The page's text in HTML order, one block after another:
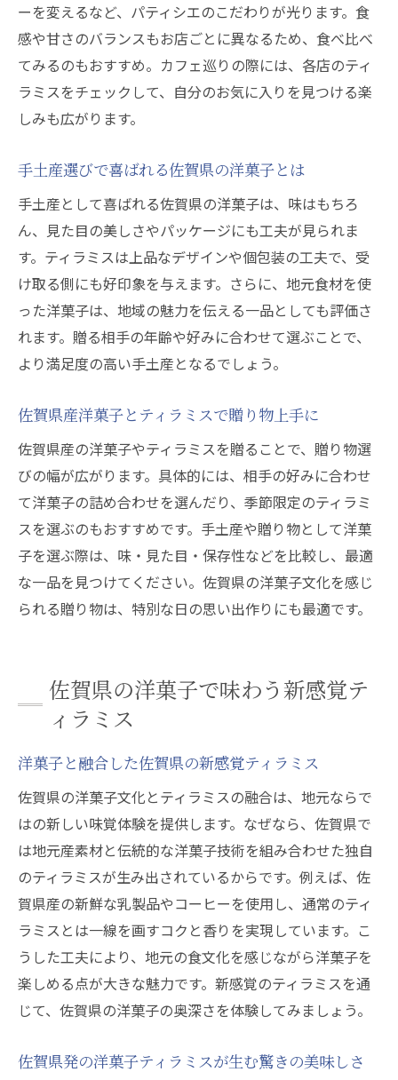
ーを変えるなど、パティシエのこだわりが光ります。食
感や甘さのバランスもお店ごとに異なるため、食べ比べ
てみるのもおすすめ。カフェ巡りの際には、各店のティ
ラミスをチェックして、自分のお気に入りを見つける楽
しみも広がります。
手土産選びで喜ばれる佐賀県の洋菓子とは
手土産として喜ばれる佐賀県の洋菓子は、味はもちろ
ん、見た目の美しさやパッケージにも工夫が見られま
す。ティラミスは上品なデザインや個包装の工夫で、受
け取る側にも好印象を与えます。さらに、地元食材を使
った洋菓子は、地域の魅力を伝える一品としても評価さ
れます。贈る相手の年齢や好みに合わせて選ぶことで、
より満足度の高い手土産となるでしょう。
佐賀県産洋菓子とティラミスで贈り物上手に
佐賀県産の洋菓子やティラミスを贈ることで、贈り物選
びの幅が広がります。具体的には、相手の好みに合わせ
て洋菓子の詰め合わせを選んだり、季節限定のティラミ
スを選ぶのもおすすめです。手土産や贈り物として洋菓
子を選ぶ際は、味・見た目・保存性などを比較し、最適
な一品を見つけてください。佐賀県の洋菓子文化を感じ
られる贈り物は、特別な日の思い出作りにも最適です。
佐賀県の洋菓子で味わう新感覚テ
ィラミス
洋菓子と融合した佐賀県の新感覚ティラミス
佐賀県の洋菓子文化とティラミスの融合は、地元ならで
はの新しい味覚体験を提供します。なぜなら、佐賀県で
は地元産素材と伝統的な洋菓子技術を組み合わせた独自
のティラミスが生み出されているからです。例えば、佐
賀県産の新鮮な乳製品やコーヒーを使用し、通常のティ
ラミスとは一線を画すコクと香りを実現しています。こ
うした工夫により、地元の食文化を感じながら洋菓子を
楽しめる点が大きな魅力です。新感覚のティラミスを通
じて、佐賀県の洋菓子の奥深さを体験してみましょう。
佐賀県発の洋菓子ティラミスが生む驚きの美味しさ